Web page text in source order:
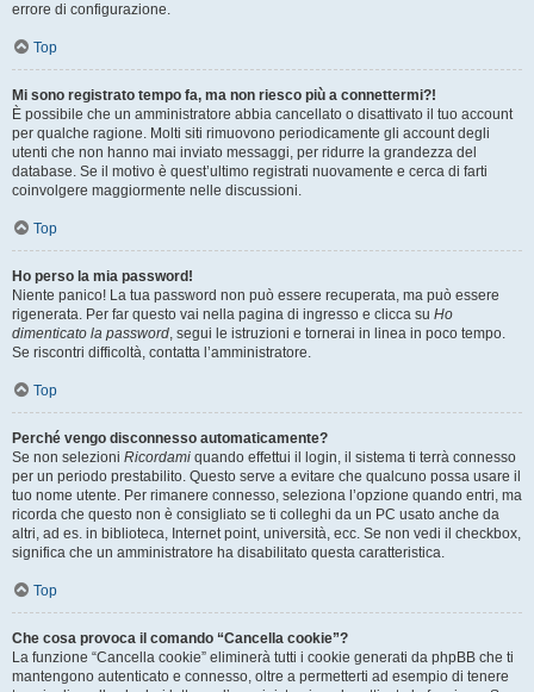
errore di configurazione.
Top
Mi sono registrato tempo fa, ma non riesco più a connettermi?!
È possibile che un amministratore abbia cancellato o disattivato il tuo account
per qualche ragione. Molti siti rimuovono periodicamente gli account degli
utenti che non hanno mai inviato messaggi, per ridurre la grandezza del
database. Se il motivo è quest’ultimo registrati nuovamente e cerca di farti
coinvolgere maggiormente nelle discussioni.
Top
Ho perso la mia password!
Niente panico! La tua password non può essere recuperata, ma può essere
rigenerata. Per far questo vai nella pagina di ingresso e clicca su Ho
dimenticato la password, segui le istruzioni e tornerai in linea in poco tempo.
Se riscontri difficoltà, contatta l’amministratore.
Top
Perché vengo disconnesso automaticamente?
Se non selezioni Ricordami quando effettui il login, il sistema ti terrà connesso
per un periodo prestabilito. Questo serve a evitare che qualcuno possa usare il
tuo nome utente. Per rimanere connesso, seleziona l’opzione quando entri, ma
ricorda che questo non è consigliato se ti colleghi da un PC usato anche da
altri, ad es. in biblioteca, Internet point, università, ecc. Se non vedi il checkbox,
significa che un amministratore ha disabilitato questa caratteristica.
Top
Che cosa provoca il comando “Cancella cookie”?
La funzione “Cancella cookie” eliminerà tutti i cookie generati da phpBB che ti
mantengono autenticato e connesso, oltre a permetterti ad esempio di tenere